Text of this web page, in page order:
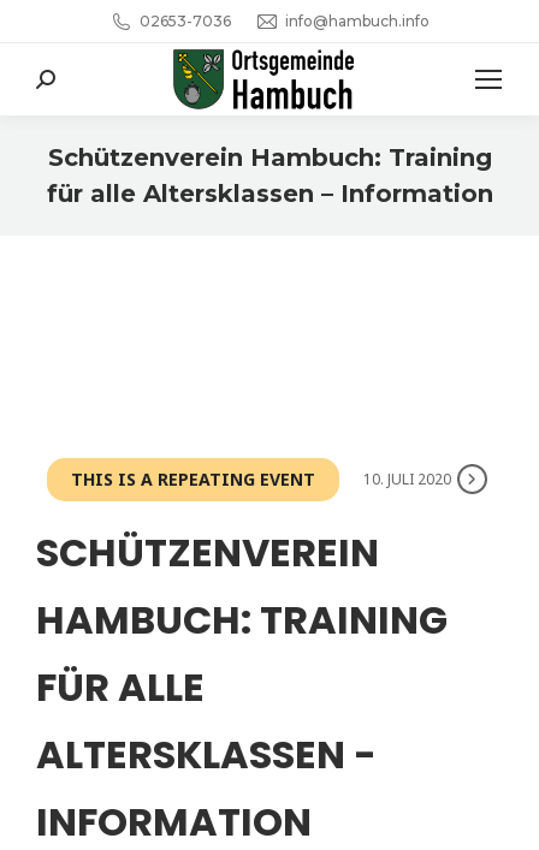
02653-7036 info@hambuch.info
Search:
Schützenverein Hambuch: Training
für alle Altersklassen – Information
THIS IS A REPEATING EVENT 10. JULI 2020
SCHÜTZENVEREIN
HAMBUCH: TRAINING
FÜR ALLE
ALTERSKLASSEN -
INFORMATION